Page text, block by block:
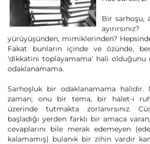
Bir sarhoşu,
yürüyüşünden, mimiklerinden?
Fakat bunların içinde ve özünde,
'dikkatini toplayamama' hali olduğunu
odaklanamama.
Sarhoşluk bir odaklanamama halidir.
zaman; onu bir tema, bir halet-i
üzerinde tutmakta zorlanırsınız.
başladığı yerden farklı bir amaca
cevaplarını bile merak edemeyen
kalamamış) bulanık bir zihin vardır